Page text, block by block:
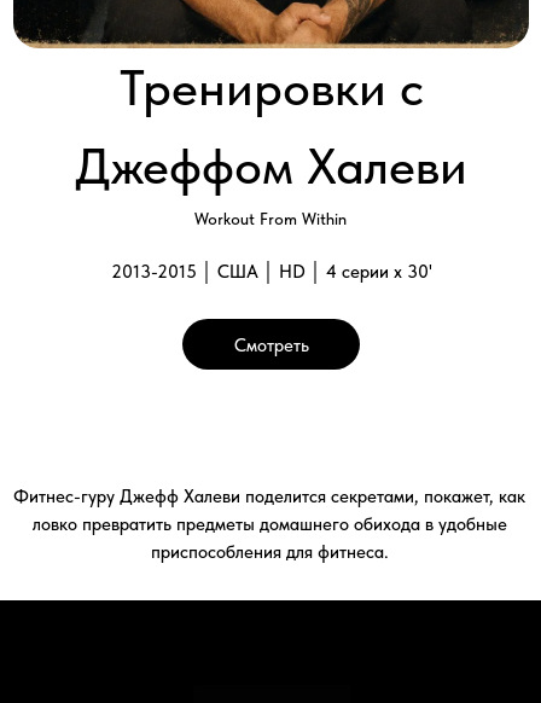
Фитнес-гуру Джефф Халеви поделится секретами, покажет, как